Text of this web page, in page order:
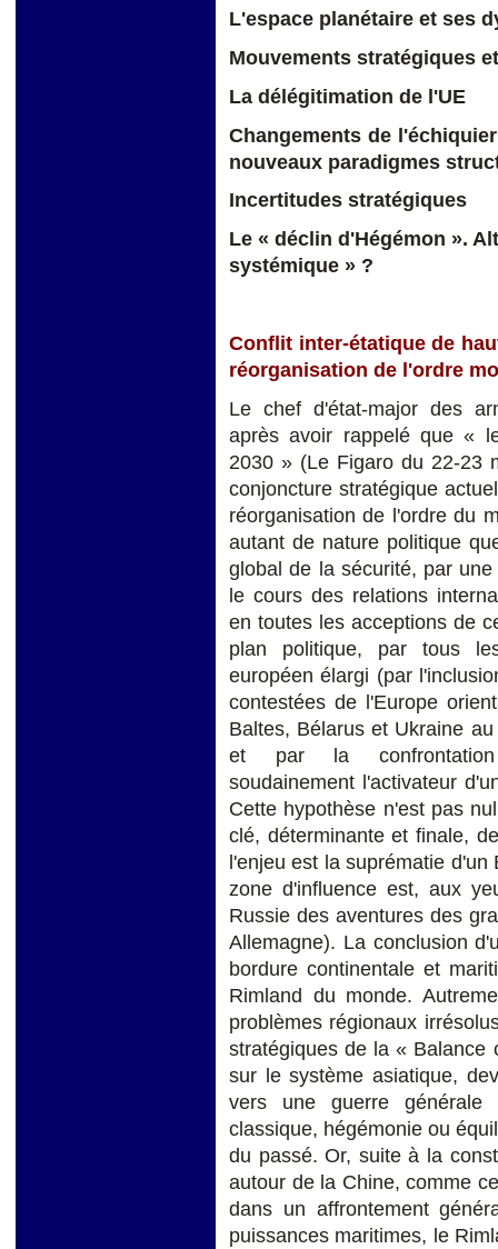
L'espace planétaire et ses
Mouvements stratégiques
La délégitimation de l'UE
Changements de
nouveaux paradigmes
Incertitudes stratégiques
Le « déclin d'Hégémon ».
systémique » ?
Conflit inter-étatique de
réorganisation de l'ordre
Le chef d'état-major des
après avoir rappelé que «
2030 » (Le Figaro du 22-23
conjoncture stratégique
réorganisation de l'ordre du
autant de nature politique
global de la sécurité, par
le cours des relations
en toutes les acceptions de
plan politique, par tous
européen élargi (par
contestées de l'Europe
Baltes, Bélarus et Ukraine
et par la confrontation
soudainement l'activateur
Cette hypothèse n'est pas
clé, déterminante et finale,
l'enjeu est la suprématie
zone d'influence est, aux
Russie des aventures des
Allemagne). La conclusion
bordure continentale et
Rimland du monde.
problèmes régionaux
stratégiques de la « Balance
sur le système asiatique,
vers une guerre générale
classique, hégémonie ou
du passé. Or, suite à la
autour de la Chine, comme
dans un affrontement
puissances maritimes, le